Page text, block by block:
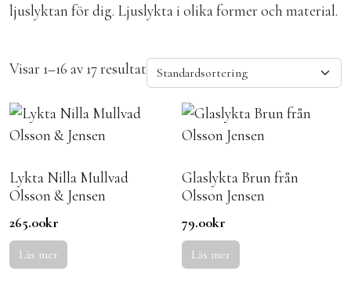
ljuslyktan för dig. Ljuslykta i olika former och material.
Visar 1–16 av 17 resultat
Lykta Nilla Mullvad
Olsson & Jensen
265.00kr
Läs mer
Glaslykta Brun från
Olsson Jensen
79.00kr
Läs mer